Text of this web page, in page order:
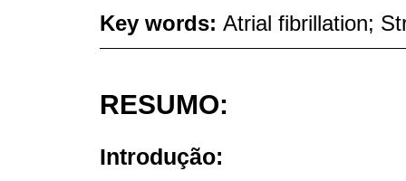
Key words: Atrial fibrillation;
RESUMO:
Introdução: